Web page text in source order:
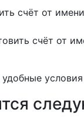
счёт от
счёт от
условия